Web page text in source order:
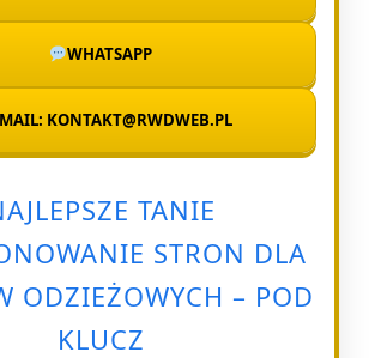
WHATSAPP
KONTAKT@RWDWEB.PL
TANIE
STRON DLA
ODZIEŻOWYCH – POD
KLUCZ